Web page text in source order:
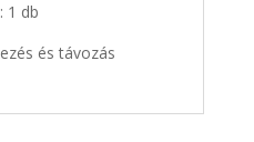
1 db
és távozás